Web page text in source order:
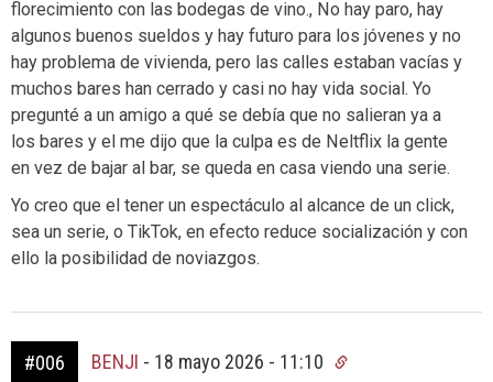
florecimiento con las bodegas de vino., No hay paro, hay
algunos buenos sueldos y hay futuro para los jóvenes y no
hay problema de vivienda, pero las calles estaban vacías y
muchos bares han cerrado y casi no hay vida social. Yo
pregunté a un amigo a qué se debía que no salieran ya a
los bares y el me dijo que la culpa es de Neltflix la gente
en vez de bajar al bar, se queda en casa viendo una serie.
Yo creo que el tener un espectáculo al alcance de un click,
sea un serie, o TikTok, en efecto reduce socialización y con
ello la posibilidad de noviazgos.
#006 BENJI - 18 mayo 2026 - 11:10